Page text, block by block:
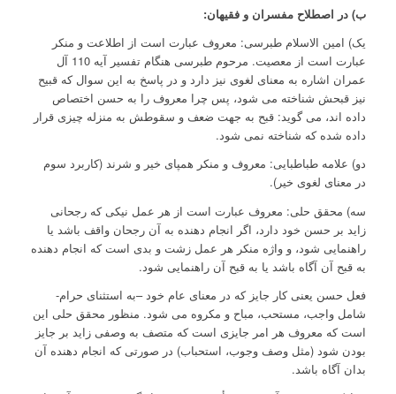
ب) در اصطلاح مفسران و فقیهان:
یک) امین الاسلام طبرسی: معروف عبارت است از اطلاعت و منکر
عبارت است از معصیت. مرحوم طبرسی هنگام تفسیر آیه 110 آل
عمران اشاره به معنای لغوی نیز دارد و در پاسخ به این سوال که قبیح
نیز قبحش شناخته می شود، پس چرا معروف را به حسن اختصاص
داده اند، می گوید: قبح به جهت ضعف و سقوطش به منزله چیزی قرار
داده شده که شناخته نمی شود.
دو) علامه طباطبایی: معروف و منکر همپای خیر و شرند (کاربرد سوم
در معنای لغوی خیر).
سه) محقق حلی: معروف عبارت است از هر عمل نیکی که رجحانی
زاید بر حسن خود دارد، اگر انجام دهنده به آن رجحان واقف باشد یا
راهنمایی شود، و واژه منکر هر عمل زشت و بدی است که انجام دهنده
به قبح آن آگاه باشد یا به قبح آن راهنمایی شود.
فعل حسن یعنی کار جایز که در معنای عام خود –به استثنای حرام-
شامل واجب، مستحب، مباح و مکروه می شود. منظور محقق حلی این
است که معروف هر امر جایزی است که متصف به وصفی زاید بر جایز
بودن شود (مثل وصف وجوب، استحباب) در صورتی که انجام دهنده آن
بدان آگاه باشد.